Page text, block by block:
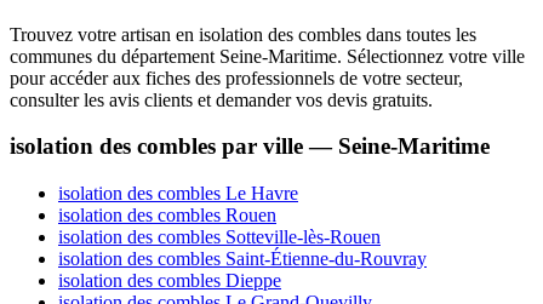
Trouvez votre artisan en isolation des combles dans toutes les
communes du département Seine-Maritime. Sélectionnez votre ville
pour accéder aux fiches des professionnels de votre secteur,
consulter les avis clients et demander vos devis gratuits.
isolation des combles par ville — Seine-Maritime
isolation des combles Le Havre
isolation des combles Rouen
isolation des combles Sotteville-lès-Rouen
isolation des combles Saint-Étienne-du-Rouvray
isolation des combles Dieppe